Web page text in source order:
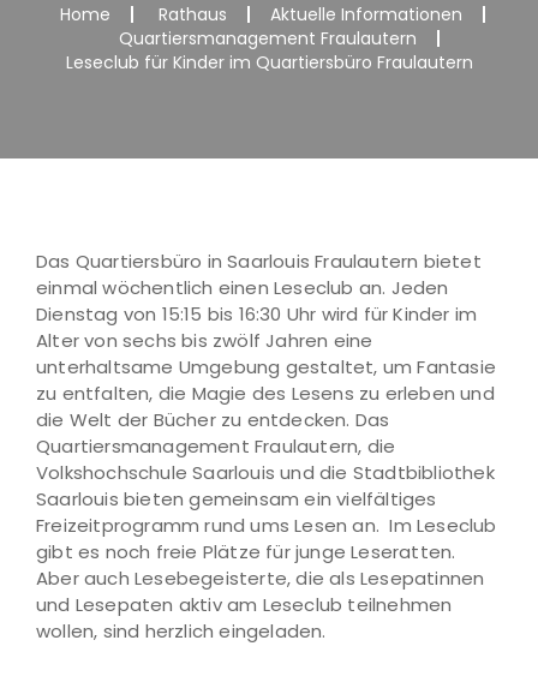
Home Rathaus
Aktuelle Informationen
Quartiersmanagement Fraulautern
Leseclub für Kinder im Quartiersbüro Fraulautern
Das Quartiersbüro in Saarlouis Fraulautern bietet
einmal wöchentlich einen Leseclub an. Jeden
Dienstag von 15:15 bis 16:30 Uhr wird für Kinder im
Alter von sechs bis zwölf Jahren eine
unterhaltsame Umgebung gestaltet, um Fantasie
zu entfalten, die Magie des Lesens zu erleben und
die Welt der Bücher zu entdecken. Das
Quartiersmanagement Fraulautern, die
Volkshochschule Saarlouis und die Stadtbibliothek
Saarlouis bieten gemeinsam ein vielfältiges
Freizeitprogramm rund ums Lesen an. Im Leseclub
gibt es noch freie Plätze für junge Leseratten.
Aber auch Lesebegeisterte, die als Lesepatinnen
und Lesepaten aktiv am Leseclub teilnehmen
wollen, sind herzlich eingeladen.